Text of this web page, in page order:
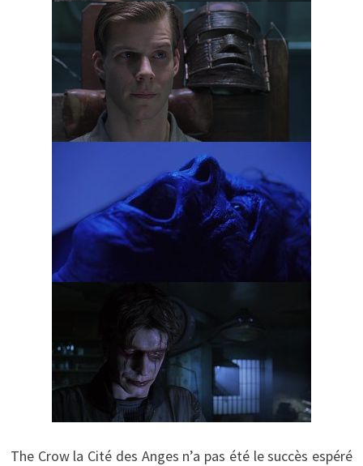
The Crow la Cité des Anges n’a pas été le succès espéré